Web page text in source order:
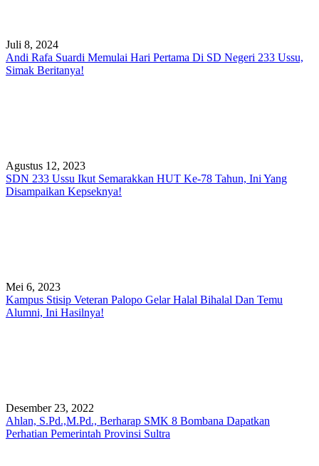
Juli 8, 2024
Andi Rafa Suardi Memulai Hari Pertama Di SD Negeri 233 Ussu,
Simak Beritanya!
Agustus 12, 2023
SDN 233 Ussu Ikut Semarakkan HUT Ke-78 Tahun, Ini Yang
Disampaikan Kepseknya!
Mei 6, 2023
Kampus Stisip Veteran Palopo Gelar Halal Bihalal Dan Temu
Alumni, Ini Hasilnya!
Desember 23, 2022
Ahlan, S.Pd.,M.Pd., Berharap SMK 8 Bombana Dapatkan
Perhatian Pemerintah Provinsi Sultra